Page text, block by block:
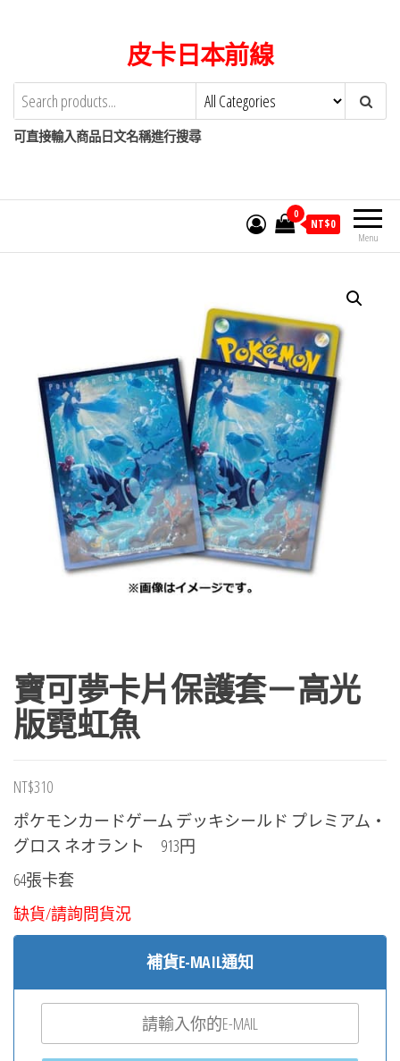
content
皮卡日本前線
可直接輸入商品日文名稱進行搜尋
Menu
0
NT$0
寶可夢卡片保護套－高光
版霓虹魚
NT$310
ポケモンカードゲーム デッキシールド プレミアム・
グロス ネオラント 913円
64張卡套
缺貨/請詢問貨況
補貨E-MAIL通知